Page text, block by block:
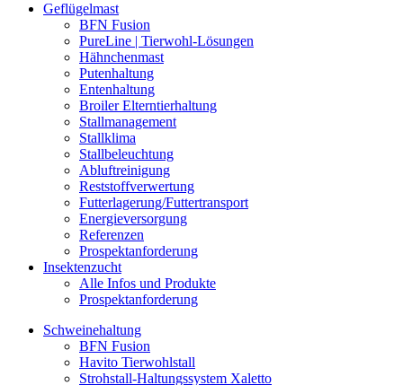
Geflügelmast
BFN Fusion
PureLine | Tierwohl-Lösungen
Hähnchenmast
Putenhaltung
Entenhaltung
Broiler Elterntierhaltung
Stallmanagement
Stallklima
Stallbeleuchtung
Abluftreinigung
Reststoffverwertung
Futterlagerung/Futtertransport
Energieversorgung
Referenzen
Prospektanforderung
Insektenzucht
Alle Infos und Produkte
Prospektanforderung
Schweinehaltung
BFN Fusion
Havito Tierwohlstall
Strohstall-Haltungssystem Xaletto